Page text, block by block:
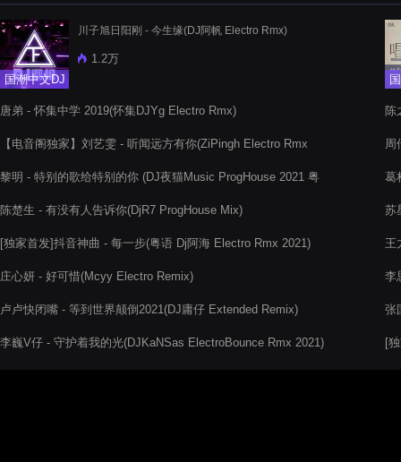
国潮中文DJ
川子旭日阳刚 - 今生缘(DJ阿帆 Electro Rmx)
1.2万
唐弟 - 怀集中学 2019(怀集DJYg Electro Rmx)
【电音阁独家】刘艺雯 - 听闻远方有你(ZiPingh Electro Rmx
黎明 - 特别的歌给特别的你 (DJ夜猫Music ProgHouse 2021 粤
陈楚生 - 有没有人告诉你(DjR7 ProgHouse Mix)
[独家首发]抖音神曲 - 每一步(粤语 Dj阿海 Electro Rmx 2021)
庄心妍 - 好可惜(Mcyy Electro Remix)
卢卢快闭嘴 - 等到世界颠倒2021(DJ庸仔 Extended Remix)
李巍V仔 - 守护着我的光(DJKaNSas ElectroBounce Rmx 2021)
陈
周
葛
苏
王
李
张
[